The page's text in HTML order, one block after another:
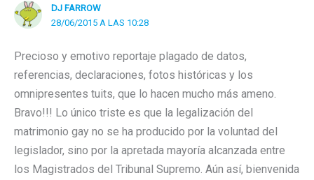
DJ FARROW
28/06/2015 A LAS 10:28
Precioso y emotivo reportaje plagado de datos,
referencias, declaraciones, fotos históricas y los
omnipresentes tuits, que lo hacen mucho más ameno.
Bravo!!! Lo único triste es que la legalización del
matrimonio gay no se ha producido por la voluntad del
legislador, sino por la apretada mayoría alcanzada entre
los Magistrados del Tribunal Supremo. Aún así, bienvenida